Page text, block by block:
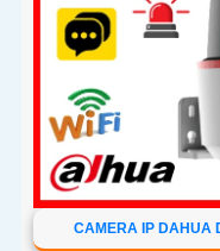
CAMERA IP DAHUA